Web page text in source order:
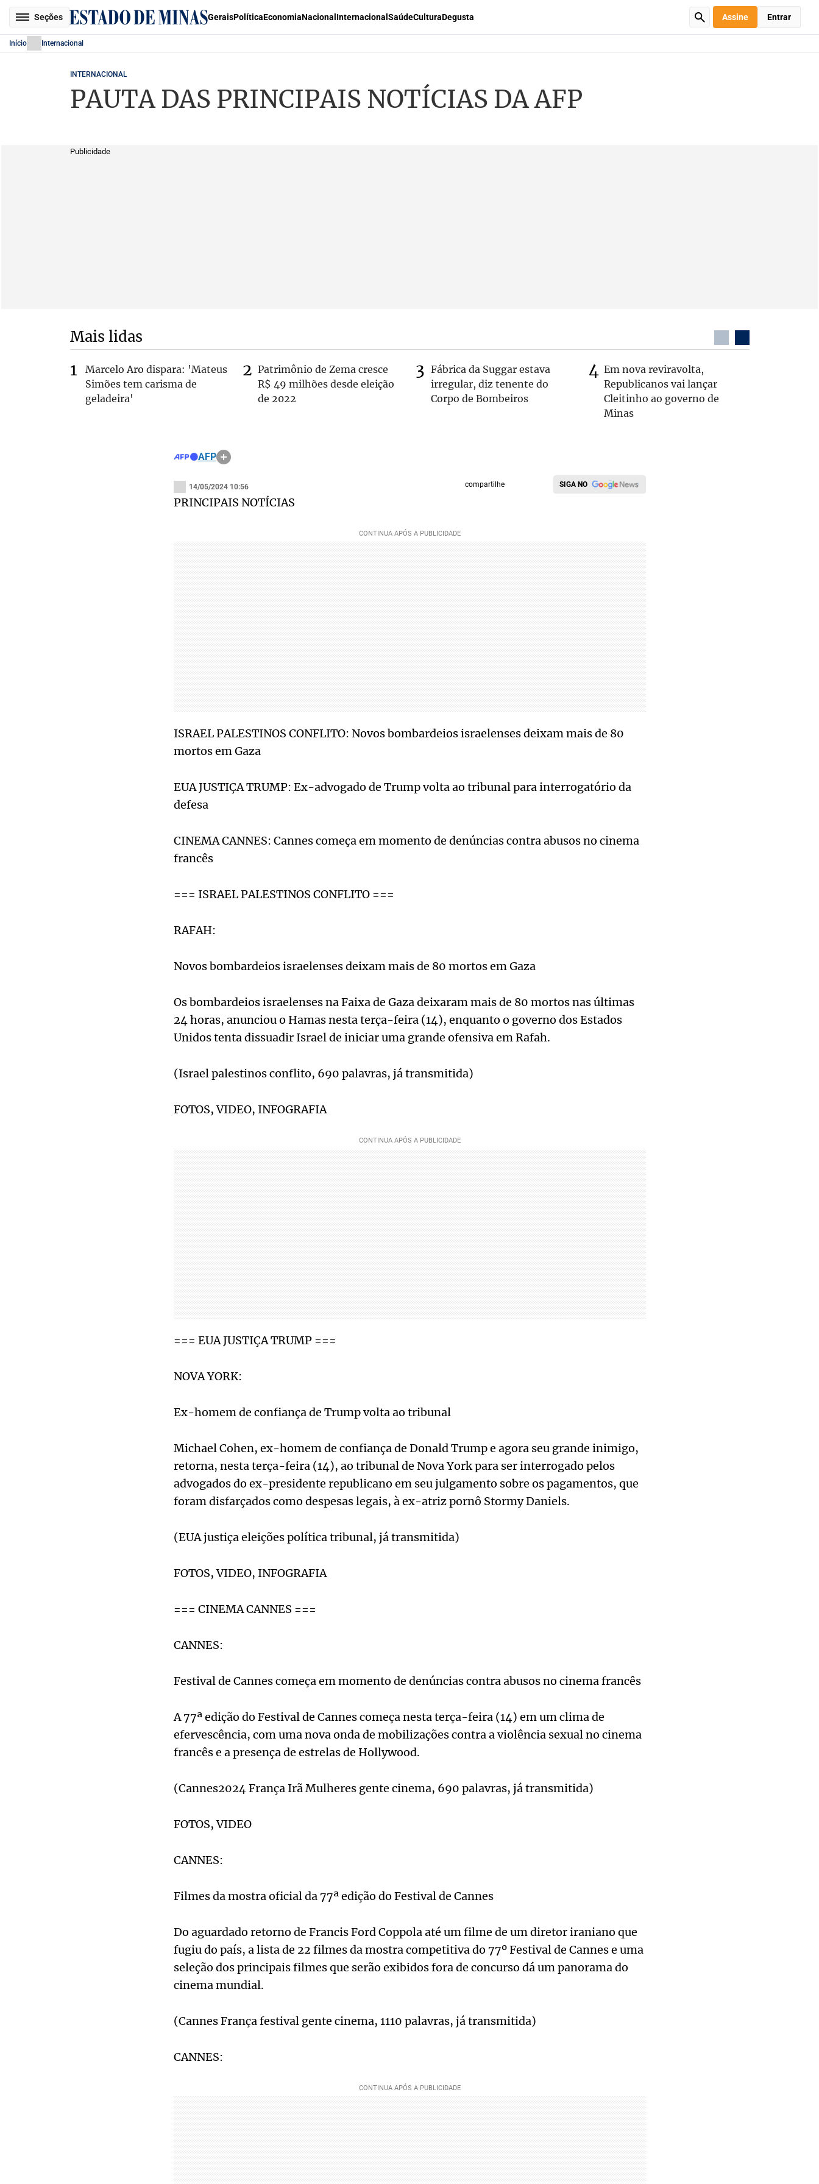
Seções GeraisPolíticaEconomiaNacional Internacional SaúdeCulturaDegusta Assine Entrar
Início Internacional
INTERNACIONAL
PAUTA DAS PRINCIPAIS NOTÍCIAS DA AFP
Publicidade
Mais lidas
Marcelo Aro dispara: 'Mateus
Simões tem carisma de
geladeira'
Patrimônio de Zema cresce
R$ 49 milhões desde eleição
de 2022
Fábrica da Suggar estava
irregular, diz tenente do
Corpo de Bombeiros
Em nova reviravolta,
Republicanos vai lançar
Cleitinho ao governo de
Minas
AFP
14/05/2024 10:56 compartilhe SIGA NO
PRINCIPAIS NOTÍCIAS
ISRAEL PALESTINOS CONFLITO: Novos bombardeios israelenses deixam mais de 80
mortos em Gaza
EUA JUSTIÇA TRUMP: Ex-advogado de Trump volta ao tribunal para interrogatório da
defesa
CINEMA CANNES: Cannes começa em momento de denúncias contra abusos no cinema
francês
=== ISRAEL PALESTINOS CONFLITO ===
RAFAH:
Novos bombardeios israelenses deixam mais de 80 mortos em Gaza
Os bombardeios israelenses na Faixa de Gaza deixaram mais de 80 mortos nas últimas
24 horas, anunciou o Hamas nesta terça-feira (14), enquanto o governo dos Estados
Unidos tenta dissuadir Israel de iniciar uma grande ofensiva em Rafah.
(Israel palestinos conflito, 690 palavras, já transmitida)
FOTOS, VIDEO, INFOGRAFIA
=== EUA JUSTIÇA TRUMP ===
NOVA YORK:
Ex-homem de confiança de Trump volta ao tribunal
Michael Cohen, ex-homem de confiança de Donald Trump e agora seu grande inimigo,
retorna, nesta terça-feira (14), ao tribunal de Nova York para ser interrogado pelos
advogados do ex-presidente republicano em seu julgamento sobre os pagamentos, que
foram disfarçados como despesas legais, à ex-atriz pornô Stormy Daniels.
(EUA justiça eleições política tribunal, já transmitida)
FOTOS, VIDEO, INFOGRAFIA
=== CINEMA CANNES ===
CANNES:
Festival de Cannes começa em momento de denúncias contra abusos no cinema francês
A 77ª edição do Festival de Cannes começa nesta terça-feira (14) em um clima de
efervescência, com uma nova onda de mobilizações contra a violência sexual no cinema
francês e a presença de estrelas de Hollywood.
(Cannes2024 França Irã Mulheres gente cinema, 690 palavras, já transmitida)
FOTOS, VIDEO
CANNES:
Filmes da mostra oficial da 77ª edição do Festival de Cannes
Do aguardado retorno de Francis Ford Coppola até um filme de um diretor iraniano que
fugiu do país, a lista de 22 filmes da mostra competitiva do 77º Festival de Cannes e uma
seleção dos principais filmes que serão exibidos fora de concurso dá um panorama do
cinema mundial.
(Cannes França festival gente cinema, 1110 palavras, já transmitida)
CANNES: